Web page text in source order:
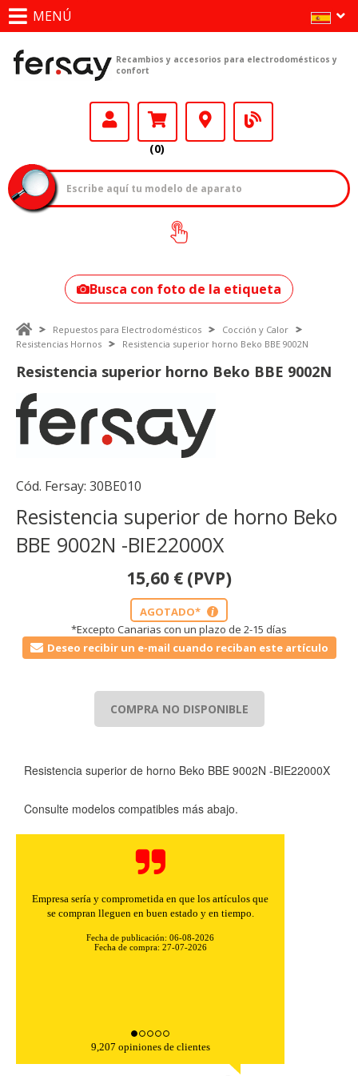
MENÚ
Recambios y accesorios para electrodomésticos y
confort
(0)
¿Cómo encontrar
tu modelo?
Busca con foto de la etiqueta
Repuestos para Electrodomésticos
Cocción y Calor
Resistencias Hornos
Resistencia superior horno Beko BBE 9002N
Resistencia superior horno Beko BBE 9002N
Cód. Fersay: 30BE010
Resistencia superior de horno Beko
BBE 9002N -BIE22000X
15,60 € (PVP)
AGOTADO* i
*Excepto Canarias con un plazo de 2-15 días
Deseo recibir un e-mail cuando reciban este artículo
COMPRA NO DISPONIBLE
Resistencia superior de horno Beko BBE 9002N -BIE22000X
Consulte modelos compatibles más abajo.
Empresa sería y comprometida en que los artículos que
se compran lleguen en buen estado y en tiempo.
Fecha de publicación: 06-08-2026
Fecha de compra: 27-07-2026
9,207 opiniones de clientes
CONFIGURACIÓN DE COOKIES